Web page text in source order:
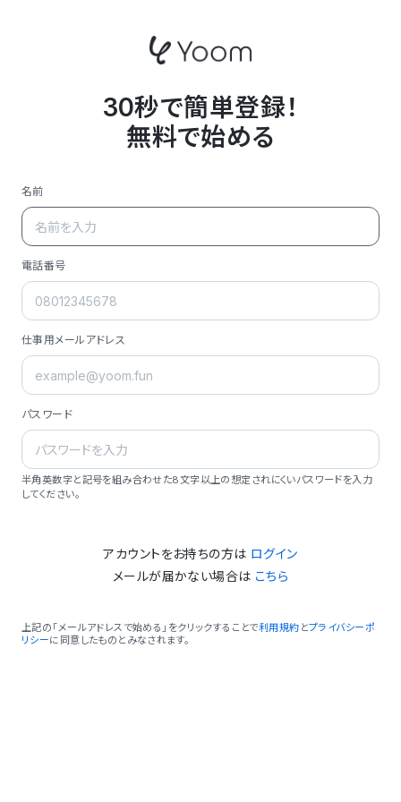
30秒で簡単登録！
無料で始める
名前
電話番号
仕事用メールアドレス
パスワード
半角英数字と記号を組み合わせた8文字以上の想定されにくいパスワードを入力
してください。
アカウントをお持ちの方は ログイン
メールが届かない場合は こちら
上記の「メールアドレスで始める」をクリックすることで利用規約 とプライバシーポ
リシーに同意したものとみなされます。